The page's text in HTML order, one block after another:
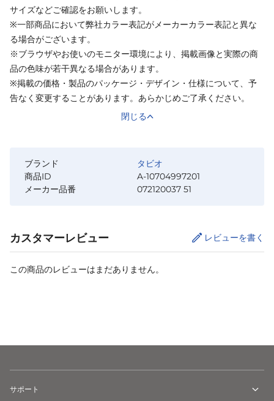
サイズなどご確認をお願いします。
※一部商品において弊社カラー表記がメーカーカラー表記と異な
る場合がございます。
※ブラウザやお使いのモニター環境により、掲載画像と実際の商
品の色味が若干異なる場合があります。
※掲載の価格・製品のパッケージ・デザイン・仕様について、予
告なく変更することがあります。あらかじめご了承ください。
閉じる
ブランド
タビオ
商品ID
A-10704997201
メーカー品番
072120037 51
カスタマーレビュー レビューを書く
この商品のレビューはまだありません。
サポート